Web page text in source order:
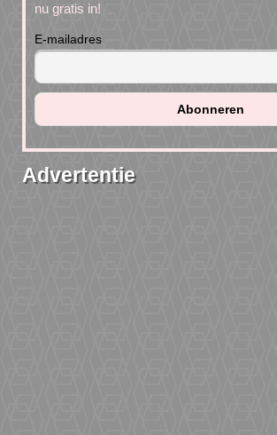
nu gratis in!
E-mailadres
Advertentie